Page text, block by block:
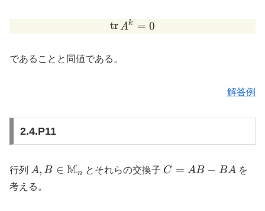
\mathrm{tr}\, A^k = 0
trAk = 0
であることと同値である。
解答例
2.4.P11
行列
A, B \in
\mathbb{M}_n
A, B ∈ Mn とそれらの交換子 C
C = AB − BA を
考える。